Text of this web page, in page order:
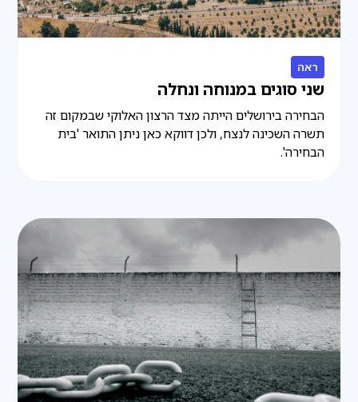
ראה
שני סוגים במנוחה ונחלה
הבחירה בירושלים הייתה מצד הרצון האלוקי שבמקום זה
תשרה השכינה לנצח, ולכן דווקא כאן ניתן התואר 'בית
הבחירה'.